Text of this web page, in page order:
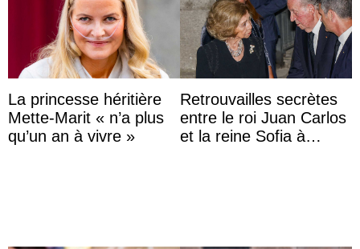
La princesse héritière
Mette-Marit « n’a plus
qu’un an à vivre »
Retrouvailles secrètes
entre le roi Juan Carlos
et la reine Sofia à